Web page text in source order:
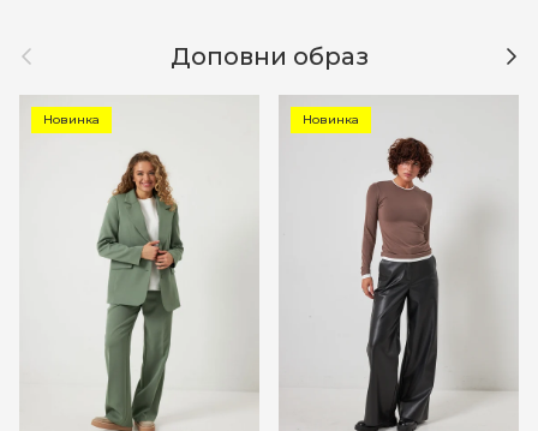
Назад Доповни образ
Новинка Новинка